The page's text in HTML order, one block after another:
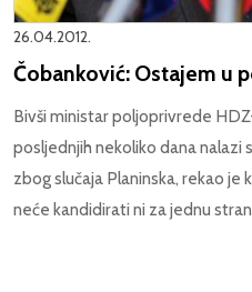
26.04.2012.
Čobanković: Ostajem u
Bivši ministar poljoprivrede
posljednjih nekoliko dana nalazi
zbog slučaja Planinska, rekao je
neće kandidirati ni za jednu